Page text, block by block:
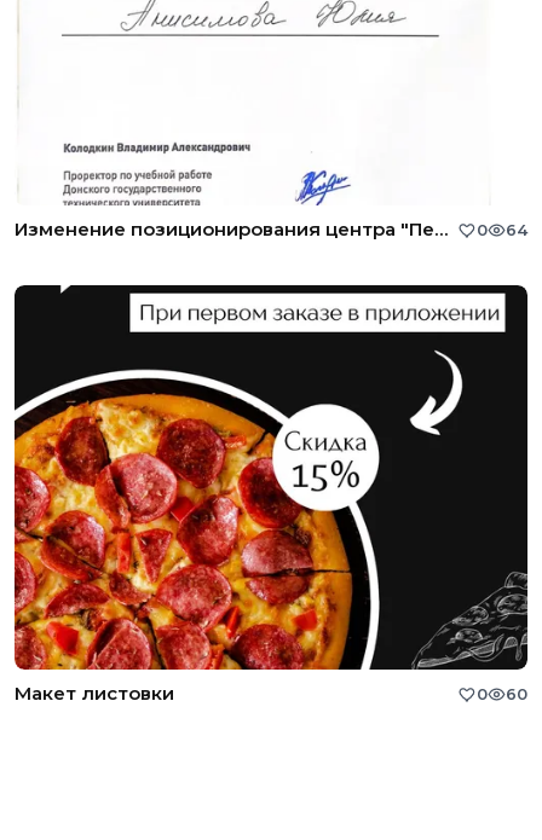
Изменение позиционирования центра "Перспектива успеха" 0 64
Макет листовки 0 60